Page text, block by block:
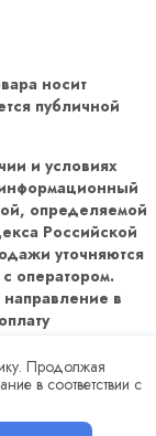
носит
публичной
и условиях
определяемой
Российской
уточняются
оператором.
в
Продолжая
в соответствии с